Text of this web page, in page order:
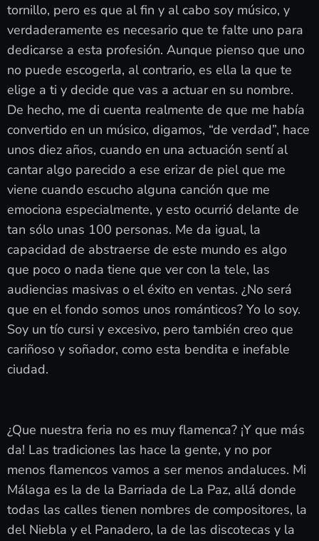
tornillo, pero es que al fin y al cabo soy músico, y
verdaderamente es necesario que te falte uno para
dedicarse a esta profesión. Aunque pienso que uno
no puede escogerla, al contrario, es ella la que te
elige a ti y decide que vas a actuar en su nombre.
De hecho, me di cuenta realmente de que me había
convertido en un músico, digamos, “de verdad”, hace
unos diez años, cuando en una actuación sentí al
cantar algo parecido a ese erizar de piel que me
viene cuando escucho alguna canción que me
emociona especialmente, y esto ocurrió delante de
tan sólo unas 100 personas. Me da igual, la
capacidad de abstraerse de este mundo es algo
que poco o nada tiene que ver con la tele, las
audiencias masivas o el éxito en ventas. ¿No será
que en el fondo somos unos románticos? Yo lo soy.
Soy un tío cursi y excesivo, pero también creo que
cariñoso y soñador, como esta bendita e inefable
ciudad.
¿Que nuestra feria no es muy flamenca? ¡Y que más
da! Las tradiciones las hace la gente, y no por
menos flamencos vamos a ser menos andaluces. Mi
Málaga es la de la Barriada de La Paz, allá donde
todas las calles tienen nombres de compositores, la
del Niebla y el Panadero, la de las discotecas y la